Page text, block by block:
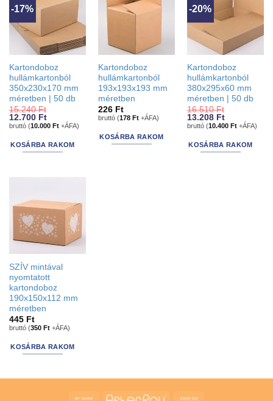
-17%
Kartondoboz
hullámkartonból
350x230x170 mm
méretben | 50 db
15.240Ft
Original
price
15.240 Ft.
12.700 FtCurrent
price
12.700 Ft.
bruttó (10.000 Ft+ÁFA)
KOSÁRBA RAKOM
Kartondoboz
hullámkartonból
193x193x193 mm
méretben
226 Ft
bruttó (178 Ft+ÁFA)
KOSÁRBA RAKOM
-20%
Kartondoboz
hullámkartonból
380x295x60 mm
méretben | 50 db
16.510Ft
Original
price
16.510 Ft.
13.208 FtCurrent
price
13.208 Ft.
bruttó (10.400 Ft+ÁFA)
KOSÁRBA RAKOM
SZÍV mintával
nyomtatott
kartondoboz
190x150x112 mm
méretben
445 Ft
bruttó (350 Ft+ÁFA)
KOSÁRBA RAKOM